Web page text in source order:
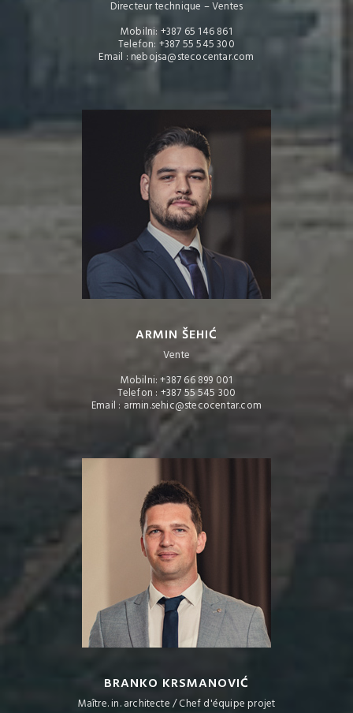
Directeur technique – Ventes
Mobilni: +387 65 146 861
Telefon: +387 55 545 300
Email : nebojsa@stecocentar.com
ARMIN ŠEHIĆ
Vente
Mobilni: +387 66 899 001
Telefon : +387 55 545 300
Email : armin.sehic@stecocentar.com
BRANKO KRSMANOVIĆ
Maître. in. architecte / Chef d'équipe projet